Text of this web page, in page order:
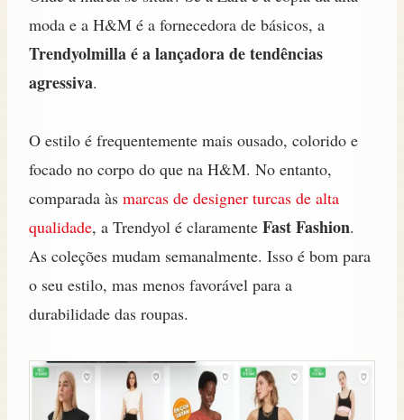
moda e a H&M é a fornecedora de básicos, a
Trendyolmilla é a lançadora de tendências
agressiva.
O estilo é frequentemente mais ousado, colorido e
focado no corpo do que na H&M. No entanto,
comparada às marcas de designer turcas de alta
qualidade, a Trendyol é claramente Fast Fashion.
As coleções mudam semanalmente. Isso é bom para
o seu estilo, mas menos favorável para a
durabilidade das roupas.